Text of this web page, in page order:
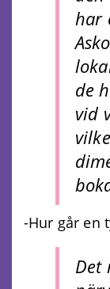
har
de
vid
-Hur går en
Det